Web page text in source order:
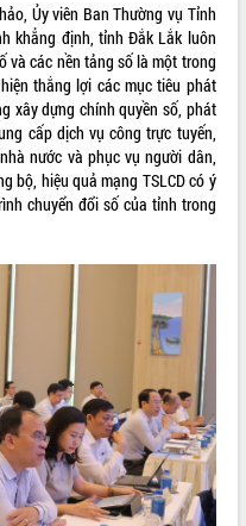
Ủy viên Ban Thường vụ Tỉnh
khẳng định, tỉnh Đắk Lắk luôn
và các nền tảng số là một trong
thắng lợi các mục tiêu phát
xây dựng chính quyền số, phát
cấp dịch vụ công trực tuyến,
nước và phục vụ người dân,
bộ, hiệu quả mạng TSLCD có ý
chuyển đổi số của tỉnh trong